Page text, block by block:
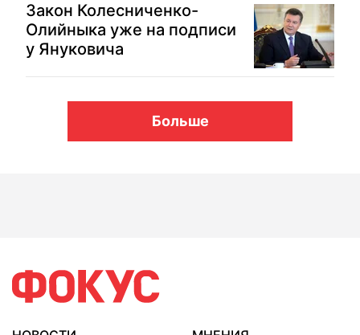
Закон Колесниченко-
Олийныка уже на подписи
у Януковича
Больше